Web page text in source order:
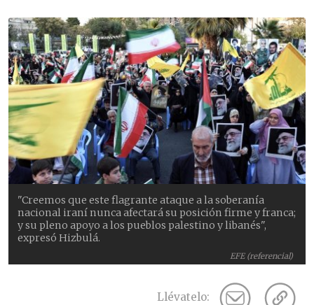
EFE (referencial)
"Creemos que este flagrante ataque a la soberanía
nacional iraní nunca afectará su posición firme y franca;
y su pleno apoyo a los pueblos palestino y libanés",
expresó Hizbulá.
Llévatelo: